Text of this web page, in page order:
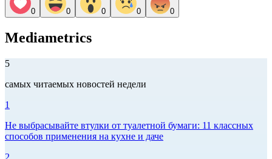
0 0 0 0 0
Mediametrics
5
самых читаемых новостей недели
1
Не выбрасывайте втулки от туалетной бумаги: 11 классных
способов применения на кухне и даче